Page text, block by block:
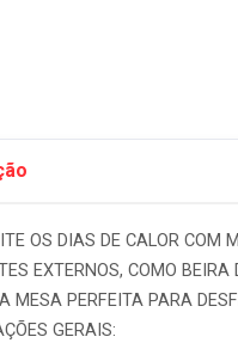
OS DIAS DE CALOR COM
EXTERNOS, COMO BEIRA
MESA PERFEITA PARA
GERAIS: